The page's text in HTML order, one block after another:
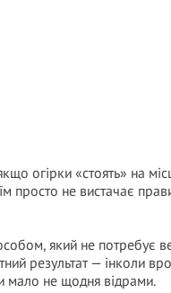
огірки «стоять» на
просто не вистачає
який не потребує
результат — інколи
мало не щодня відрами.